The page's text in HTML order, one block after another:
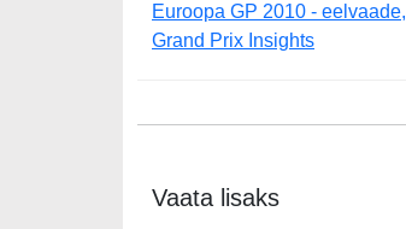
Euroopa GP 2010 - eelvaade,
Grand Prix Insights
Vaata lisaks